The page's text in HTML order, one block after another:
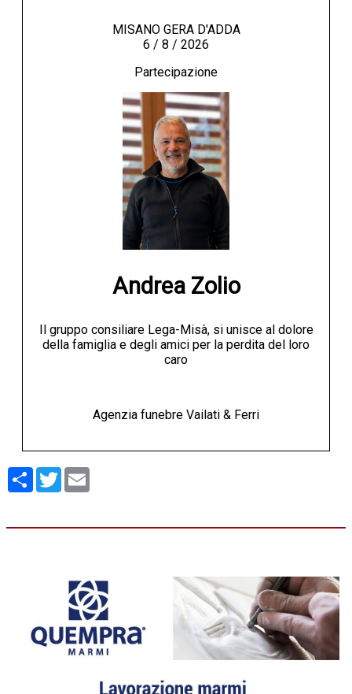
MISANO GERA D'ADDA
6 / 8 / 2026
Partecipazione
Andrea Zolio
Il gruppo consiliare Lega-Misà, si unisce al dolore
della famiglia e degli amici per la perdita del loro
caro
Agenzia funebre Vailati & Ferri
Condividi
Twitter